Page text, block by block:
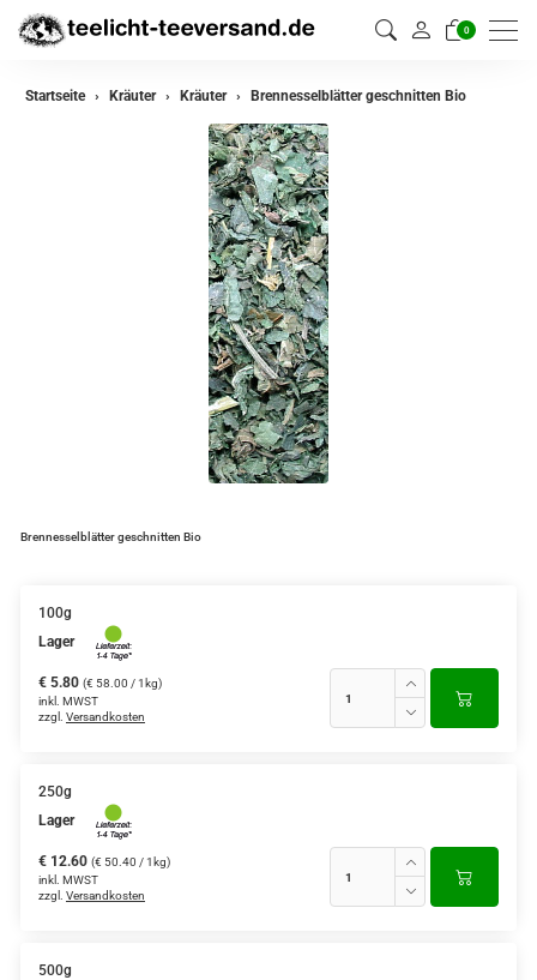
0
zurück
Startseite Kräuter Kräuter Brennesselblätter geschnitten Bio
Brennesselblätter geschnitten Bio
100g
Lager
€ 5.80 (€ 58.00 / 1kg)
inkl. MWST
zzgl. Versandkosten
250g
Lager
€ 12.60 (€ 50.40 / 1kg)
inkl. MWST
zzgl. Versandkosten
500g